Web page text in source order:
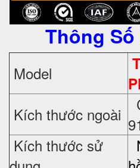
Thông
Model
Kích thước ngoài
Kích thước sử